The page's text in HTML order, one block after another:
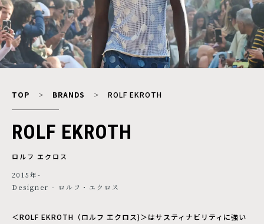
TOP BRANDS ROLF EKROTH
ROLF EKROTH
ロルフ エクロス
2015年-
Designer - ロルフ・エクロス
＜ROLF EKROTH（ロルフ エクロス)＞はサスティナビリティに強い